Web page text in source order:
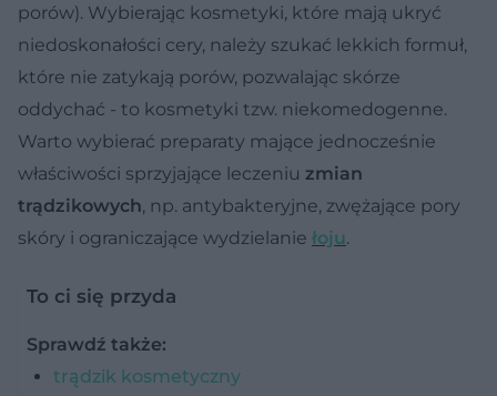
porów). Wybierając kosmetyki, które mają ukryć
niedoskonałości cery, należy szukać lekkich formuł,
które nie zatykają porów, pozwalając skórze
oddychać - to kosmetyki tzw. niekomedogenne.
Warto wybierać preparaty mające jednocześnie
właściwości sprzyjające leczeniu zmian
trądzikowych, np. antybakteryjne, zwężające pory
skóry i ograniczające wydzielanie łoju.
To ci się przyda
Sprawdź także:
trądzik kosmetyczny